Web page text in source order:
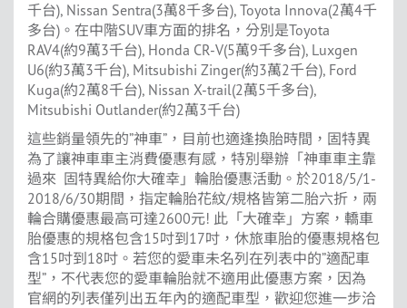
千台), Nissan Sentra(3萬8千多台), Toyota Innova(2萬4千
多台)。在中階SUV車方面的排名，分別是Toyota
RAV4(約9萬3千台), Honda CR-V(5萬9千多台), Luxgen
U6(約3萬3千台), Mitsubishi Zinger(約3萬2千台), Ford
Kuga(約2萬8千台), Nissan X-trail(2萬5千多台),
Mitsubishi Outlander(約2萬3千台)
這些銷量領先的”神車”，目前也適逢換胎時間，固特異
為了讓神車車主消費優惠有感，特別舉辦「神車車主靠
過來 固特異給你大確幸」輪胎優惠活動。於2018/5/1-
2018/6/30期間，指定輪胎花紋/規格皆第二胎六折，兩
輪合購優惠最高可達2600元! 此「大確幸」方案，轎車
胎優惠的規格包含15吋到17吋，休旅車胎的優惠規格包
含15吋到18吋。若您的愛車未名列在列表中的”適配車
型”，不代表您的愛車輪胎就不適用此優惠方案，因為
官網的列表僅列出五年內的適配車型，歡迎您進一步洽